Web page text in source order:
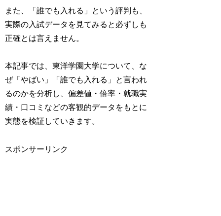
また、「誰でも入れる」という評判も、
実際の入試データを見てみると必ずしも
正確とは言えません。
本記事では、東洋学園大学について、な
ぜ「やばい」「誰でも入れる」と言われ
るのかを分析し、偏差値・倍率・就職実
績・口コミなどの客観的データをもとに
実態を検証していきます。
スポンサーリンク